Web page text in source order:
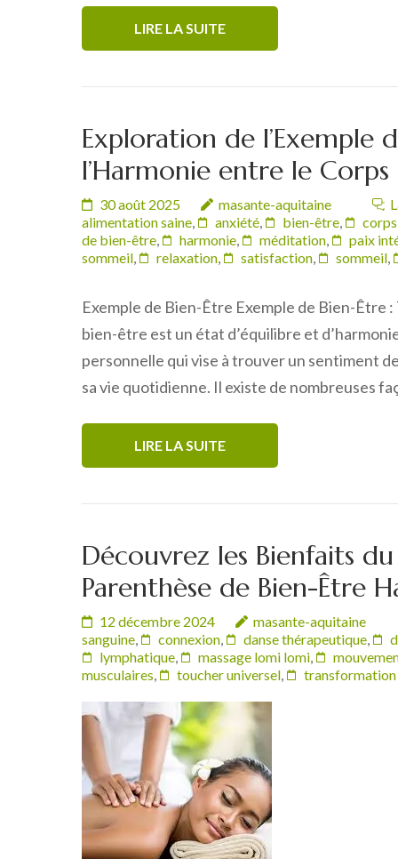
LIRE LA SUITE
Exploration de l’Exemple
l’Harmonie entre le Corps
30 août 2025 masante-aquitaine
alimentation saine, anxiété, bien-être, corps
de bien-être, harmonie, méditation,
paix
sommeil, relaxation, satisfaction, sommeil,
Exemple de Bien-Être Exemple de Bien-Être
bien-être est un état d’équilibre et
personnelle qui vise à trouver un sentiment
sa vie quotidienne. Il existe de nombreuses
LIRE LA SUITE
Découvrez les Bienfaits
Parenthèse de Bien-Être
12 décembre 2024
masante-aquitaine
sanguine, connexion, danse thérapeutique,
lymphatique, massage lomi lomi,
musculaires, toucher universel,